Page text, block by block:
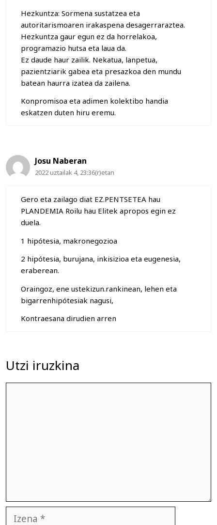
Hezkuntza: Sormena sustatzea eta
autoritarismoaren irakaspena desagerraraztea.
Hezkuntza gaur egun ez da horrelakoa,
programazio hutsa eta laua da.
Ez daude haur zailik. Nekatua, lanpetua,
pazientziarik gabea eta presazkoa den mundu
batean haurra izatea da zailena.
Konpromisoa eta adimen kolektibo handia
eskatzen duten hiru eremu.
Josu Naberan
2022 uztailak 4, 23:36(r)etan
Gero eta zailago diat EZ.PENTSETEA hau
PLANDEMIA Roilu hau Elitek apropos egin ez
duela.
1 hipótesia, makronegozioa
2 hipótesia, burujana, inkisizioa eta eugenesia,
eraberean.
Oraingoz, ene ustekizun.rankinean, lehen eta
bigarrenhipótesiak nagusi,
Kontraesana dirudien arren
Utzi iruzkina